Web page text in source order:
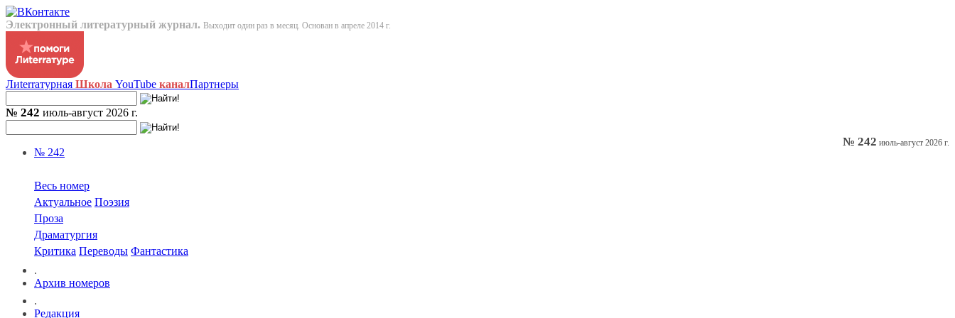
Электронный литературный журнал. Выходит один раз в месяц. Основан в апреле 2014 г.
Лиterraтурная Школа YouTube каналПартнеры
№ 242 июль-август 2026 г.
№ 242
Весь номер
Актуальное Поэзия
Проза
Драматургия
Критика Переводы Фантастика
.
Архив номеров
.
Редакция
№ 242 июль-август 2026 г.